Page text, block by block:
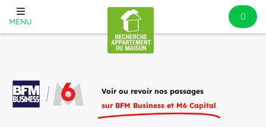
MENU
Voir ou revoir nos passages
sur BFM Business et M6 Capital